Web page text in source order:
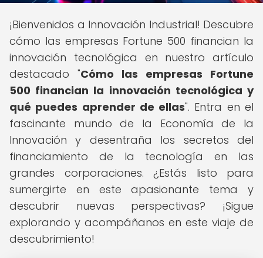
¡Bienvenidos a Innovación Industrial! Descubre
cómo las empresas Fortune 500 financian la
innovación tecnológica en nuestro artículo
destacado "Cómo las empresas Fortune
500 financian la innovación tecnológica y
qué puedes aprender de ellas". Entra en el
fascinante mundo de la Economía de la
Innovación y desentraña los secretos del
financiamiento de la tecnología en las
grandes corporaciones. ¿Estás listo para
sumergirte en este apasionante tema y
descubrir nuevas perspectivas? ¡Sigue
explorando y acompáñanos en este viaje de
descubrimiento!